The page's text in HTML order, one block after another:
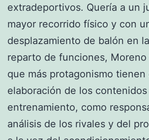
extradeportivos. Quería a un
mayor recorrido físico y con
desplazamiento de balón en
reparto de funciones,
que más protagonismo tienen
elaboración de los
entrenamiento, como
análisis de los rivales y del